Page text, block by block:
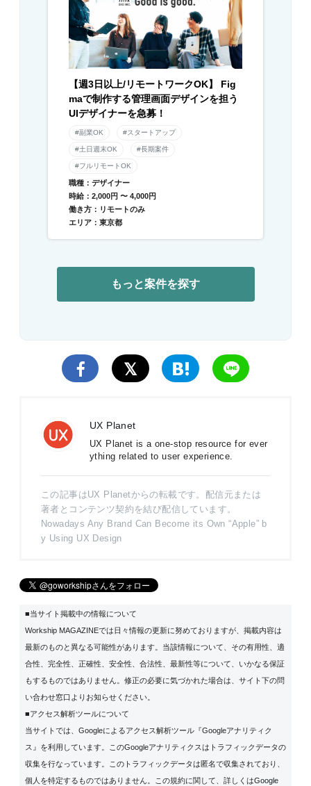
【週3日以上/リモートワークOK】 Fig
maで制作する管理画面デザインを担う
UIデザイナーを急募！
#副業OK #スタートアップ
#土日週末OK #長期案件
#フルリモートOK
職種：デザイナー
時給：2,000円 〜 4,000円
働き方：リモートのみ
エリア：東京都
もっと案件を探す
UX Planet
UX Planet is a one-stop resource for ever
ything related to user experience.
この記事はUX Planetからの転載です。配信元または
著者とコンテンツ契約を結び配信しています。
Nowadays Any Brand Can Become its Own “Apple” b
y Using UX Design
■当サイト掲載中の情報について
Workship MAGAZINEでは日々情報の更新に努めておりますが、掲載内容は
最新のものと異なる可能性があります。当該情報について、その有用性、適
合性、完全性、正確性、安全性、合法性、最新性等について、いかなる保証
もするものではありません。修正の必要に気づかれた場合は、サイト下の問
い合わせ窓口よりお知らせください。
■アクセス解析ツールについて
当サイトでは、Googleによるアクセス解析ツール『Googleアナリティク
ス』を利用しています。このGoogleアナリティクスはトラフィックデータの
収集を行なっています。このトラフィックデータは匿名で収集されており、
個人を特定するものではありません。この規約に関して、詳しくはGoogle